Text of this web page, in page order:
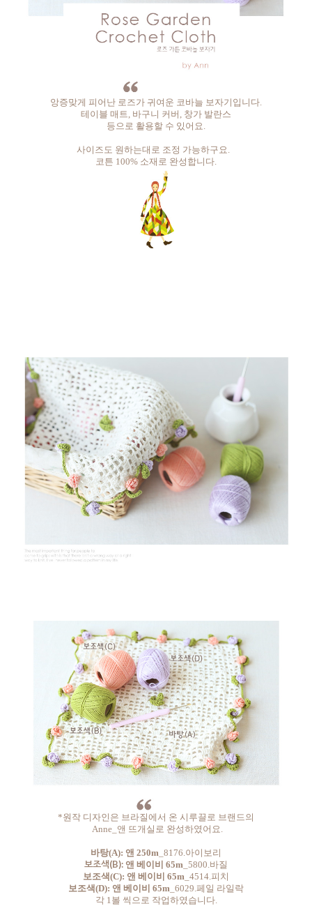
앙증맞게 피어난 로즈가 귀여운 코바늘 보자기입니다.
테이블 매트, 바구니 커버, 창가 발란스
등으로 활용할 수 있어요.
사이즈도 원하는대로 조정 가능하구요.
코튼 100% 소재로 완성합니다.
*원작 디자인은 브라질에서 온 시루끌로 브랜드의
Anne_앤 뜨개실로 완성하였어요.
바탕(A): 앤 250m _8176.아이보리
보조색(B): 앤 베이비 65m _5800.바질
보조색(C): 앤 베이비 65m 4514.피치
보조색(D): 앤 베이비 65m _6029.페일 라일락
각 1볼 씩으로 작업하였습니다.